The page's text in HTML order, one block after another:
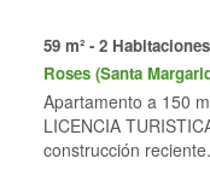
59 m² - 2
Roses (Santa
Apartamento a 150 metros de la playa con vistas al mar,
LICENCIA
construcción reciente.